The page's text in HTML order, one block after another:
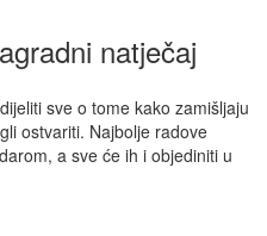
natječaj
sve o tome kako zamišljaju
ostvariti. Najbolje radove
a sve će ih i objediniti u